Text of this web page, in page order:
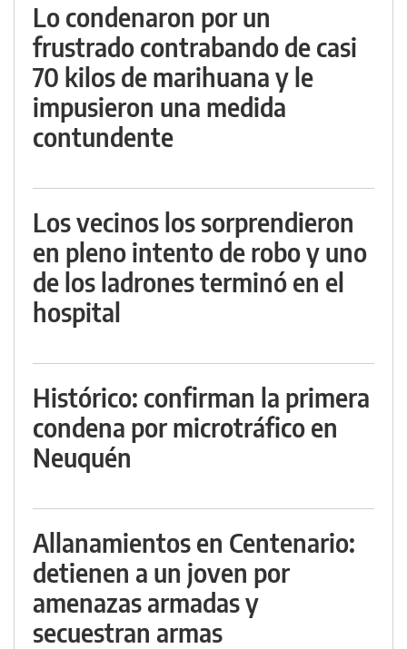
Lo condenaron por un
frustrado contrabando de casi
70 kilos de marihuana y le
impusieron una medida
contundente
Los vecinos los sorprendieron
en pleno intento de robo y uno
de los ladrones terminó en el
hospital
Histórico: confirman la primera
condena por microtráfico en
Neuquén
Allanamientos en Centenario:
detienen a un joven por
amenazas armadas y
secuestran armas